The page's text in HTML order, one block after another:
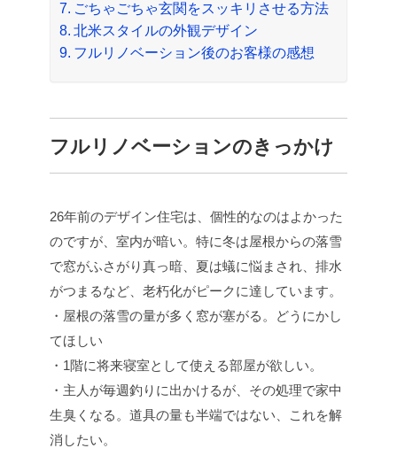
ごちゃごちゃ玄関をスッキリさせる方法
北米スタイルの外観デザイン
フルリノベーション後のお客様の感想
フルリノベーションのきっかけ
26年前のデザイン住宅は、個性的なのはよかった
のですが、室内が暗い。特に冬は屋根からの落雪
で窓がふさがり真っ暗、夏は蟻に悩まされ、排水
がつまるなど、老朽化がピークに達しています。
・屋根の落雪の量が多く窓が塞がる。どうにかし
てほしい
・1階に将来寝室として使える部屋が欲しい。
・主人が毎週釣りに出かけるが、その処理で家中
生臭くなる。道具の量も半端ではない、これを解
消したい。